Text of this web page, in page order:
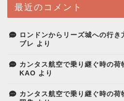
最近のコメント
ロンドンからリーズ城への行
ブレ より
カンタス航空で乗り継ぐ時の荷
KAO より
カンタス航空で乗り継ぐ時の荷